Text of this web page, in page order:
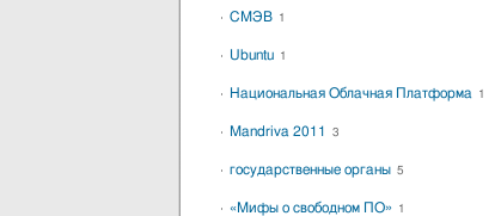
СМЭВ 1
Ubuntu 1
Национальная Облачная Платформа 1
Mandriva 2011 3
государственные органы 5
«Мифы о свободном ПО» 1